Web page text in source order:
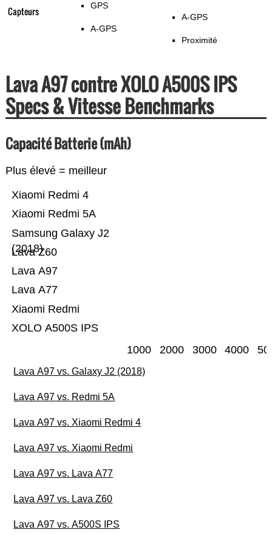
Capteurs GPS
A-GPS
A-GPS
Proximité
Lava A97 contre XOLO A500S IPS
Specs & Vitesse Benchmarks
Capacité Batterie (mAh)
Plus élevé = meilleur
XOLO A500S IPS
Xiaomi Redmi
Lava A77
Lava A97
Lava Z60
Samsung Galaxy J2
(2018)
Xiaomi Redmi 5A
Xiaomi Redmi 4
1000 2000 3000 4000
Lava A97 vs. Galaxy J2 (2018)
Lava A97 vs. Redmi 5A
Lava A97 vs. Xiaomi Redmi 4
Lava A97 vs. Xiaomi Redmi
Lava A97 vs. Lava A77
Lava A97 vs. Lava Z60
Lava A97 vs. A500S IPS